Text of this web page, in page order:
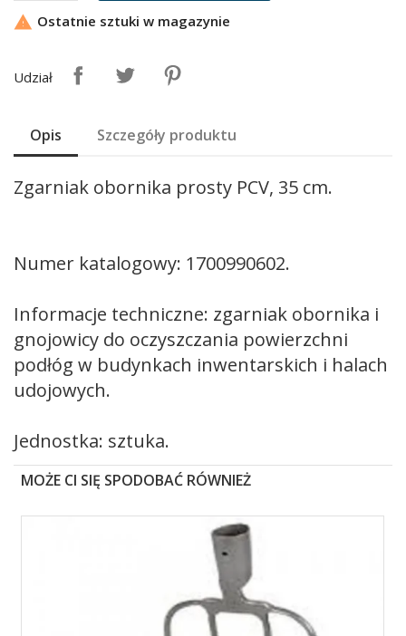
 Ostatnie sztuki w magazynie
Udział
Opis Szczegóły produktu
Zgarniak obornika prosty PCV, 35 cm.
Numer katalogowy: 1700990602.
Informacje techniczne: zgarniak obornika i
gnojowicy do oczyszczania powierzchni
podłóg w budynkach inwentarskich i halach
udojowych.
Jednostka: sztuka.
MOŻE CI SIĘ SPODOBAĆ RÓWNIEŻ